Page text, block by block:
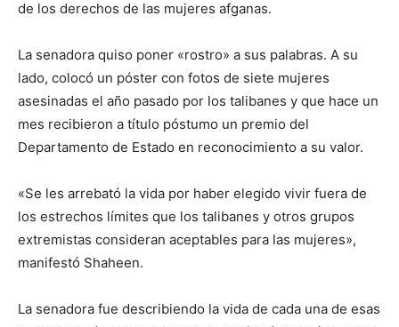
de los derechos de las mujeres afganas.
La senadora quiso poner «rostro» a sus palabras. A su
lado, colocó un póster con fotos de siete mujeres
asesinadas el año pasado por los talibanes y que hace un
mes recibieron a título póstumo un premio del
Departamento de Estado en reconocimiento a su valor.
«Se les arrebató la vida por haber elegido vivir fuera de
los estrechos límites que los talibanes y otros grupos
extremistas consideran aceptables para las mujeres»,
manifestó Shaheen.
La senadora fue describiendo la vida de cada una de esas